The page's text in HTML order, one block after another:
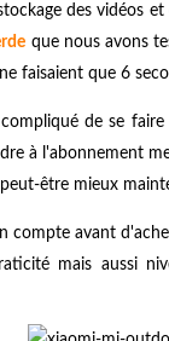
des vidéos
que nous avons
faisaient que 6
de se
à l'abonnement
être mieux
compte avant
mais aussi